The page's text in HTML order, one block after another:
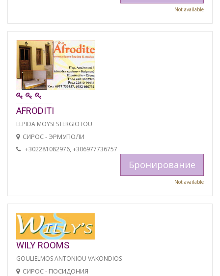
Not available
AFRODITI
ELPIDA MOYSI STERGIOTOU
СИРОС - ЭРМУПОЛИ
+302281082976, +306977736757
Бронирование
Not available
WILY ROOMS
GOULIELMOS ANTONIOU VAKONDIOS
СИРОС - ПОСИДОНИЯ